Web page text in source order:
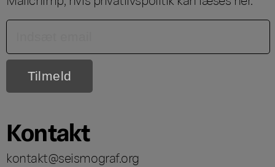
Kontakt
kontakt@seismograf.org